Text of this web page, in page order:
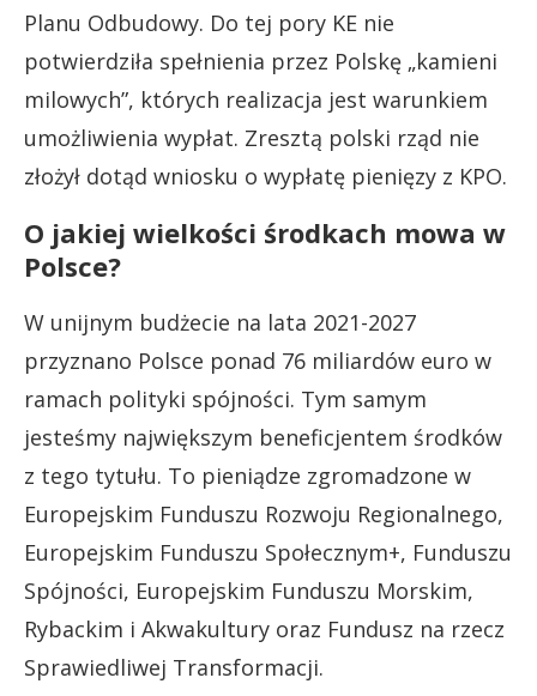
Planu Odbudowy. Do tej pory KE nie
potwierdziła spełnienia przez Polskę „kamieni
milowych”, których realizacja jest warunkiem
umożliwienia wypłat. Zresztą polski rząd nie
złożył dotąd wniosku o wypłatę pienięzy z KPO.
O jakiej wielkości środkach mowa w
Polsce?
W unijnym budżecie na lata 2021-2027
przyznano Polsce ponad 76 miliardów euro w
ramach polityki spójności. Tym samym
jesteśmy największym beneficjentem środków
z tego tytułu. To pieniądze zgromadzone w
Europejskim Fun­duszu Rozwoju Regionalnego,
Europejskim Funduszu Społecznym+, Funduszu
Spójności, Europejskim Fun­duszu Morskim,
Rybackim i Akwakultury oraz Fundusz na rzecz
Sprawiedliwej Transformacji.